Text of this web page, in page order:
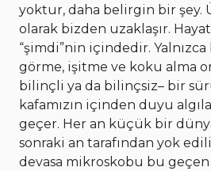
yoktur, daha belirgin bir şey.
olarak bizden uzaklaşır.
“şimdi”nin içindedir.
görme, işitme ve koku alma
bilinçli ya da bilinçsiz– bir
kafamızın içinden duyu
geçer. Her an küçük bir
sonraki an tarafından yok
devasa mikroskobu bu geçen